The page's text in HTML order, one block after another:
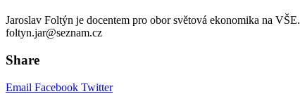
Jaroslav Foltýn je docentem pro obor světová ekonomika na VŠE.
foltyn.jar@seznam.cz
Share
Email Facebook Twitter